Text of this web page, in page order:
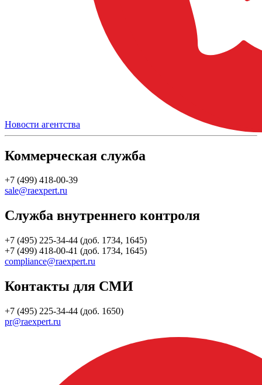
Новости агентства
Коммерческая служба
+7 (499) 418-00-39
sale@raexpert.ru
Служба внутреннего контроля
+7 (495) 225-34-44 (доб. 1734, 1645)
+7 (499) 418-00-41 (доб. 1734, 1645)
compliance@raexpert.ru
Контакты для СМИ
+7 (495) 225-34-44 (доб. 1650)
pr@raexpert.ru